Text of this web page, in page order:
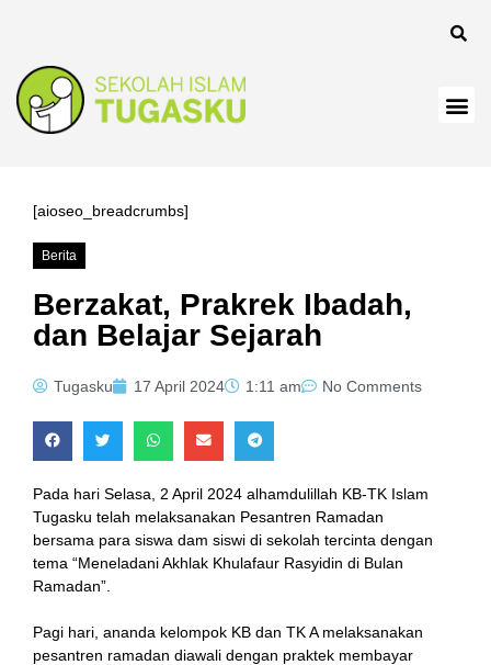
[aioseo_breadcrumbs]
Berita
Berzakat, Prakrek Ibadah,
dan Belajar Sejarah
Tugasku 17 April 2024 1:11 am No Comments
Pada hari Selasa, 2 April 2024 alhamdulillah KB-TK Islam
Tugasku telah melaksanakan Pesantren Ramadan
bersama para siswa dam siswi di sekolah tercinta dengan
tema “Meneladani Akhlak Khulafaur Rasyidin di Bulan
Ramadan”.
Pagi hari, ananda kelompok KB dan TK A melaksanakan
pesantren ramadan diawali dengan praktek membayar